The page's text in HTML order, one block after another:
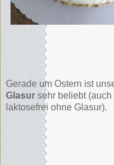
Gerade um Ostern ist
Glasur sehr beliebt
laktosefrei ohne Glasur).